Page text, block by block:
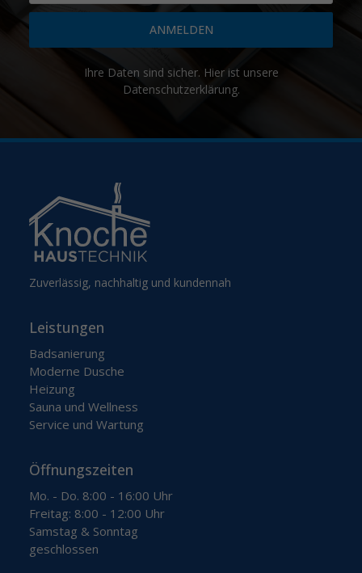
ANMELDEN
Ihre Daten sind sicher. Hier ist unsere
Datenschutzerklärung.
Zuverlässig, nachhaltig und kundennah
Leistungen
Badsanierung
Moderne Dusche
Heizung
Sauna und Wellness
Service und Wartung
Öffnungszeiten
Mo. - Do. 8:00 - 16:00 Uhr
Freitag: 8:00 - 12:00 Uhr
Samstag & Sonntag
geschlossen